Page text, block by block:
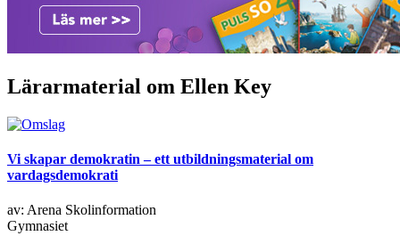
Lärarmaterial om Ellen Key
Vi skapar demokratin – ett utbildningsmaterial om
vardagsdemokrati
av: Arena Skolinformation
Gymnasiet